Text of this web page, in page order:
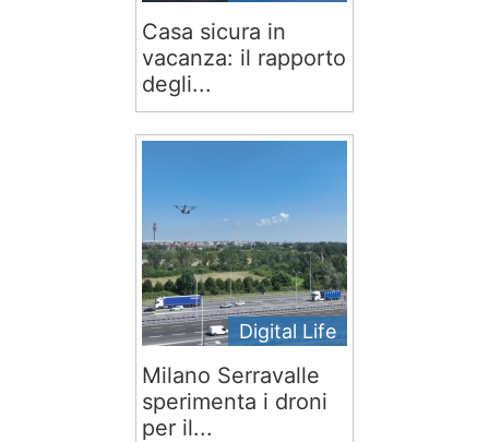
Casa sicura in
vacanza: il rapporto
degli...
Digital Life
Milano Serravalle
sperimenta i droni
per il...